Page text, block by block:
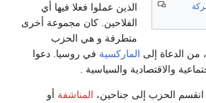
الذين عملوا فعلا فيها أي
الفلاحين. كان مجموعة أخرى
متطرفة و هي الحزب
من الدعاة إلى الماركسية في روسيا. دعوا
والاقتصادية والسياسية .
المناشفة أو